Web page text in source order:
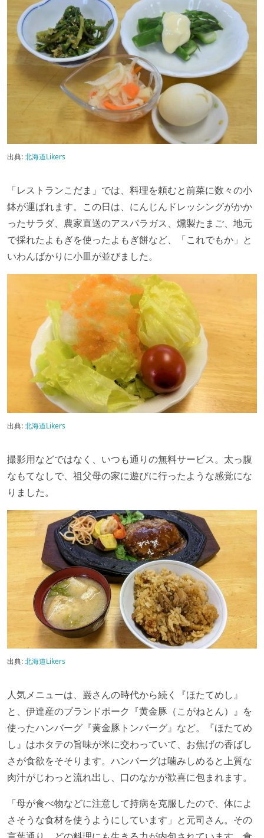
出典:北海道Likers
「レストランこだま」では、料理を頼むと前菜に数々の小
鉢が運ばれます。この日は、にんじんドレッシングがかか
ったサラダ、農家直送のアスパラガス、燻製たまご、地元
で採れたよもぎを使ったよもぎ餅など、「これでもか」と
いわんばかりに小皿が並びました。
出典:北海道Likers
撮影用などではなく、いつも通りの無料サービス。太っ腹
なもてなしで、祖父母の家に遊びに行ったような感覚にな
りました。
出典:北海道Likers
人気メニューは、巌さんの時代から続く『ほたてめし』
と、伊達産のブランドポーク『黄金豚（こがねとん）』を
使ったハンバーグ『黄金豚トンバーグ』など。『ほたてめ
し』はホタテの旨味が米に交わっていて、お焦げの香ばし
さが食欲をそそります。ハンバーグは噛みしめると上質な
肉汁がじわっと流れ出し、口のなかが歓喜に包まれます。
「母が食べ物などに注意して持病を克服したので、体によ
さそうな食材を使うようにしています」と元司さん。その